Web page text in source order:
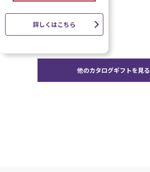
詳しくはこちら
他のカタログギフトを見る